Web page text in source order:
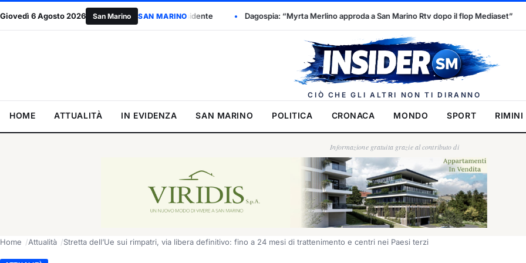
Giovedì 6 Agosto 2026 San Marino SAN MARINO
Nicola Berti eletto presidente Dagospia: “Myrta Merlino approda a San Marino Rtv dopo il flop Mediaset” Congedo di
CIÒ CHE GLI ALTRI NON TI DIRANNO
HOME ATTUALITÀ IN EVIDENZA SAN MARINO POLITICA CRONACA MONDO SPORT RIMINI
Informazione gratuita grazie al contributo di
Home Attualità Stretta dell’Ue sui rimpatri, via libera definitivo: fino a 24 mesi di trattenimento e centri nei Paesi terzi